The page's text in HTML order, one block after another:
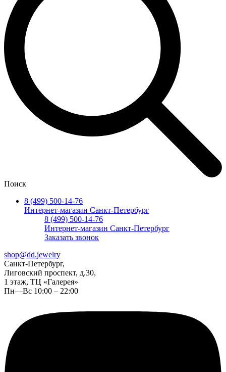
Поиск
8 (499) 500-14-76
Интернет-магазин Санкт-Петербург
8 (499) 500-14-76
Интернет-магазин Санкт-Петербург
Заказать звонок
shop@dd.jewelry
Санкт-Петербург,
Лиговский проспект, д.30,
1 этаж, ТЦ «Галерея»
Пн—Вс 10:00 – 22:00